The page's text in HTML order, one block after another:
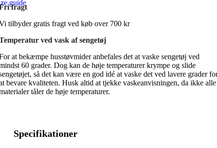
guide
fragt
tilbyder gratis fragt ved køb over 700 kr
ved vask af sengetøj
at bekæmpe husstøvmider anbefales det at vaske sengetøj ved
60 grader. Dog kan de høje temperaturer krympe og slide
så det kan være en god idé at vaske det ved lavere grader
bevare kvaliteten. Husk altid at tjekke vaskeanvisningen, da ikke alle
tåler de høje temperaturer.
Specifikationer